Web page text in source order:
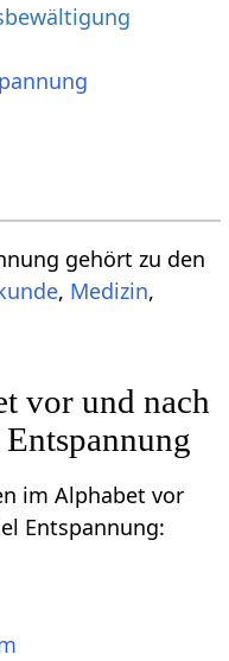
gehört zu den
, Medizin,
vor und nach
im Alphabet vor
Entspannung: